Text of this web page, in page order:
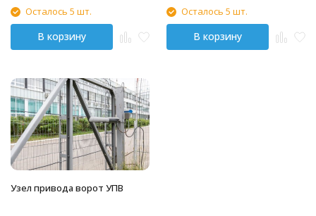
Осталось 5 шт.
В корзину
Осталось 5 шт.
В корзину
Узел привода ворот УПВ